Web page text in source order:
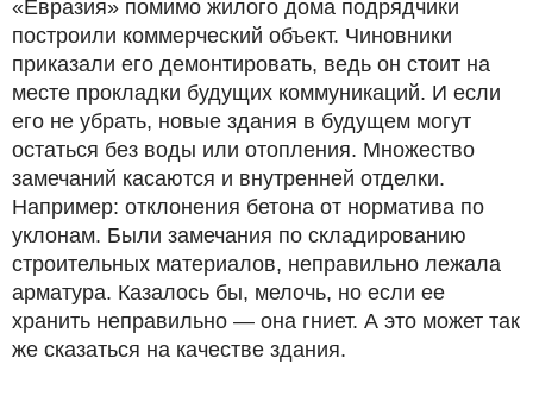
«Евразия» помимо жилого дома подрядчики
построили коммерческий объект. Чиновники
приказали его демонтировать, ведь он стоит на
месте прокладки будущих коммуникаций. И если
его не убрать, новые здания в будущем могут
остаться без воды или отопления. Множество
замечаний касаются и внутренней отделки.
Например: отклонения бетона от норматива по
уклонам. Были замечания по складированию
строительных материалов, неправильно лежала
арматура. Казалось бы, мелочь, но если ее
хранить неправильно — она гниет. А это может так
же сказаться на качестве здания.